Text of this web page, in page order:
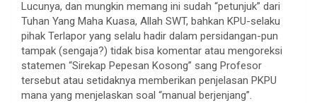
Lucunya, dan mungkin memang ini sudah “petunjuk” dari
Tuhan Yang Maha Kuasa, Allah SWT, bahkan KPU-selaku
pihak Terlapor yang selalu hadir dalam persidangan-pun
tampak (sengaja?) tidak bisa komentar atau mengoreksi
statemen “Sirekap Pepesan Kosong” sang Profesor
tersebut atau setidaknya memberikan penjelasan PKPU
mana yang menjelaskan soal “manual berjenjang”.